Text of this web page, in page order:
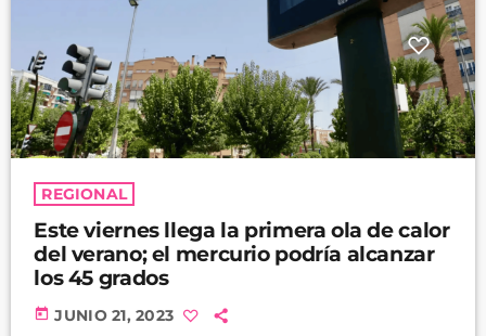
REGIONAL
Este viernes llega la primera ola de calor
del verano; el mercurio podría alcanzar
los 45 grados
today JUNIO 21, 2023